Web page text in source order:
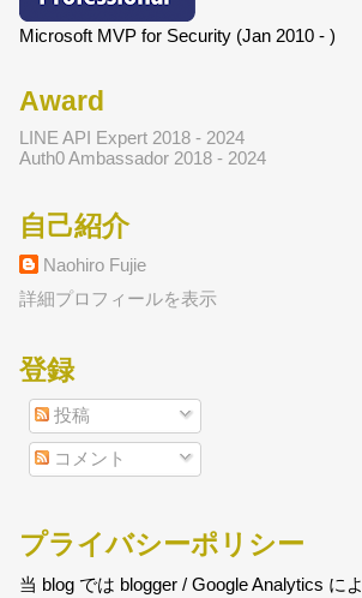
Microsoft MVP for Security (Jan 2010 - )
Award
LINE API Expert 2018 - 2024
Auth0 Ambassador 2018 - 2024
自己紹介
Naohiro Fujie
詳細プロフィールを表示
登録
投稿
コメント
プライバシーポリシー
当 blog では blogger / Google Analytics によ